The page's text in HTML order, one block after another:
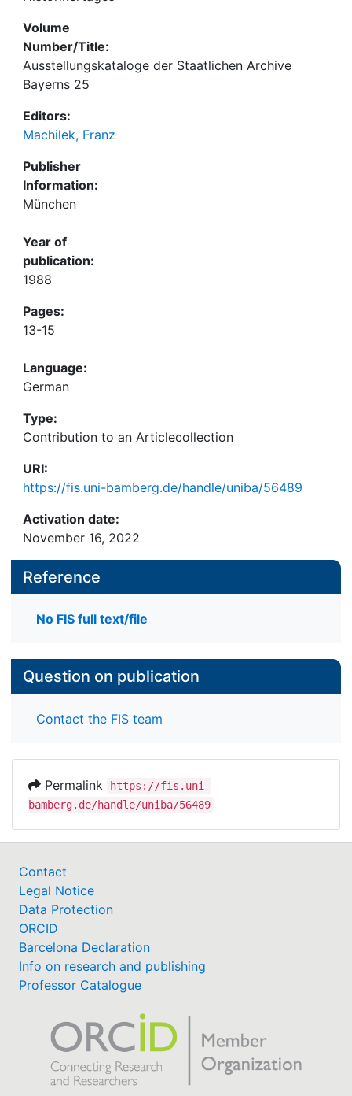
Volume
Number/Title:
Ausstellungskataloge der Staatlichen Archive
Bayerns 25
Editors:
Machilek, Franz
Publisher
Information:
München
Year of
publication:
1988
Pages:
13-15
Language:
German
Type:
Contribution to an Articlecollection
URI:
https://fis.uni-bamberg.de/handle/uniba/56489
Activation date:
November 16, 2022
Reference
No FIS full text/file
Question on publication
Contact the FIS team
Permalink
https://fis.uni-
bamberg.de/handle/uniba/56489
Contact
Legal Notice
Data Protection
ORCID
Barcelona Declaration
Info on research and publishing
Professor Catalogue